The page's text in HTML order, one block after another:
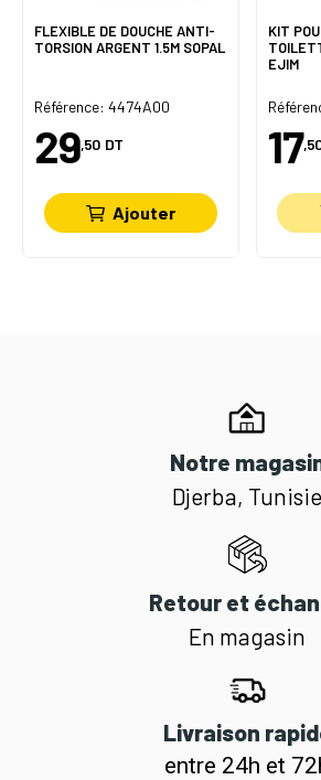
FLEXIBLE DE DOUCHE ANTI-
TORSION ARGENT 1.5M SOPAL
Référence: 4474A00
29,50 DT
Ajouter
KIT
EJIM
17,50
Notre
Djerba, Tunisie
Retour et
En magasin
Livraison
entre 24h et